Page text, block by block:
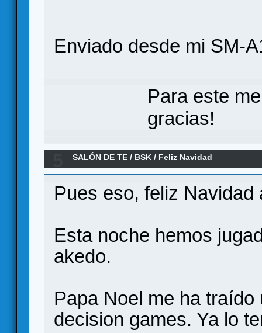
Enviado desde mi SM-
Para este
gracias!
SALÓN DE TE / BSK / Feliz Navidad
Pues eso, feliz Navidad
Esta noche hemos
akedo.
Papa Noel me ha
decision games. Ya lo